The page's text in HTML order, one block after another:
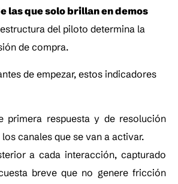
las que solo brillan en demos
del piloto determina la
de compra.
de empezar, estos indicadores
primera respuesta y de resolución
canales que se van a activar.
a cada interacción, capturado
breve que no genere fricción